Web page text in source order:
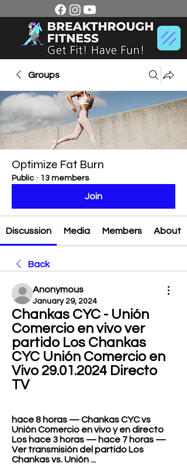
Groups
Optimize Fat Burn
Public · 13 members
Join
Discussion Media Members About
Back
Anonymous
January 29, 2024
Chankas CYC - Unión
Comercio en vivo ver
partido Los Chankas
CYC Unión Comercio en
Vivo 29.01.2024 Directo
TV
hace 8 horas — Chankas CYC vs
Unión Comercio en vivo y en directo
Los hace 3 horas — hace 7 horas —
Ver transmisión del partido Los
Chankas vs. Unión ...